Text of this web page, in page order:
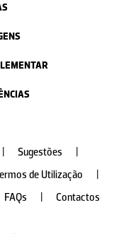
Sugestões
de Utilização
FAQs Contactos